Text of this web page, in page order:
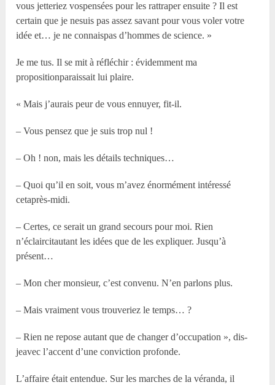
vous jetteriez vospensées pour les rattraper ensuite ? Il est
certain que je nesuis pas assez savant pour vous voler votre
idée et… je ne connaispas d’hommes de science. »
Je me tus. Il se mit à réfléchir : évidemment ma
propositionparaissait lui plaire.
« Mais j’aurais peur de vous ennuyer, fit-il.
– Vous pensez que je suis trop nul !
– Oh ! non, mais les détails techniques…
– Quoi qu’il en soit, vous m’avez énormément intéressé
cetaprès-midi.
– Certes, ce serait un grand secours pour moi. Rien
n’éclaircitautant les idées que de les expliquer. Jusqu’à
présent…
– Mon cher monsieur, c’est convenu. N’en parlons plus.
– Mais vraiment vous trouveriez le temps… ?
– Rien ne repose autant que de changer d’occupation », dis-
jeavec l’accent d’une conviction profonde.
L’affaire était entendue. Sur les marches de la véranda, il